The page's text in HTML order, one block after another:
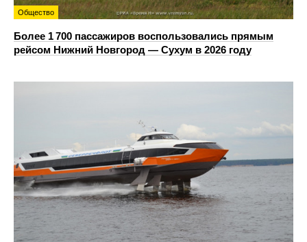
Общество
Более 1 700 пассажиров воспользовались прямым
рейсом Нижний Новгород — Сухум в 2026 году